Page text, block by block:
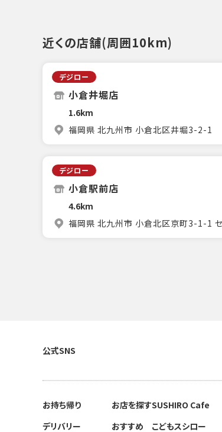
近くの店舗(周囲10km)
デジロー
小倉井堀店
1.6km
福岡県 北九州市 小倉北区井堀3-2-1
デジロー
小倉駅前店
4.6km
福岡県 北九州市 小倉北区京町3-1-1
公式SNS
お持ち帰り
デリバリー
お店を探す
おすすめ
SUSHIRO Cafe
こどもスシロー